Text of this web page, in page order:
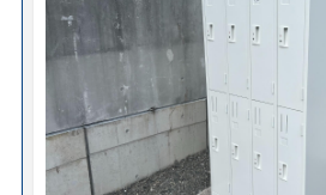
＊複数（他商品含む）ご購入の場合
法で送料を算出させて頂きます。
＊店頭引き渡し可能です。（要事前